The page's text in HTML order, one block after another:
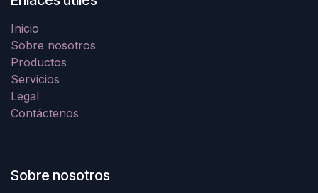
Inicio
Sobre nosotros
Productos
Servicios
Legal
Contáctenos
Sobre nosotros